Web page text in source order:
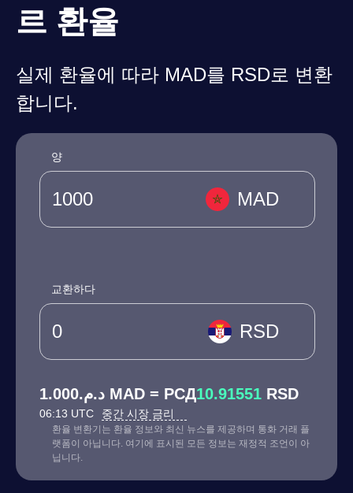
르 환율
실제 환율에 따라 MAD를 RSD로 변환
합니다.
양
MAD
교환하다
RSD
د.م.1.000 MAD = РСД10.91551 RSD
06:13 UTC 중간 시장 금리
환율 변환기는 환율 정보와 최신 뉴스를 제공하며 통화 거래 플
랫폼이 아닙니다. 여기에 표시된 모든 정보는 재정적 조언이 아
닙니다.